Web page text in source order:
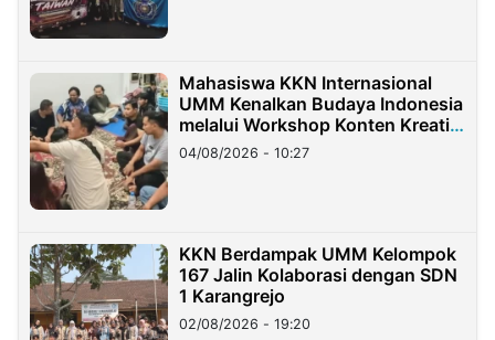
Mahasiswa KKN Internasional
UMM Kenalkan Budaya Indonesia
melalui Workshop Konten Kreatif
di Taiwan
04/08/2026 - 10:27
KKN Berdampak UMM Kelompok
167 Jalin Kolaborasi dengan SDN
1 Karangrejo
02/08/2026 - 19:20